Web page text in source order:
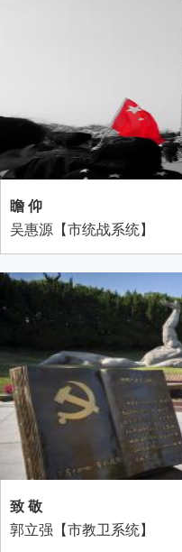
瞻 仰
吴惠源【市统战系统】
致 敬
郭立强【市教卫系统】